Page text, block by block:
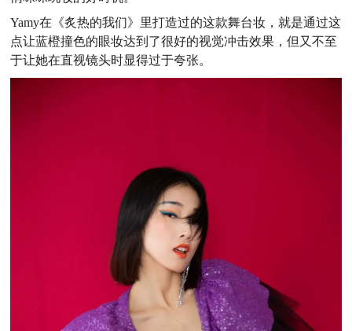
Yamy在《炙热的我们》里打造过的这款舞台妆，就是通过这
点让蓝橙撞色的眼妆达到了很好的视觉冲击效果，但又不至
于让她在直视镜头时显得过于夸张。